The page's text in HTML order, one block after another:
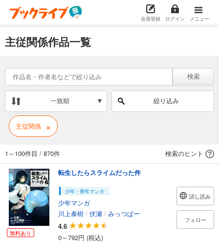
会員登録 ログイン メニュー
主従関係作品一覧
検索
一致順 絞り込み
主従関係 ×
1～100件目 / 870件 検索のヒント
無料あり
転生したらスライムだった件
少年・青年マンガ
少年マンガ
川上泰樹 / 伏瀬 / みっつばー
4.6
0～792円 (税込)
試し読み
フォロー